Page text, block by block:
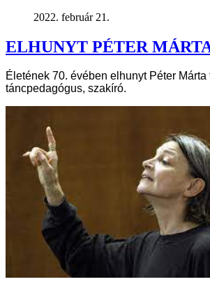
2022. február 21.
ELHUNYT PÉTER
Életének 70. évében elhunyt Péter Márta
táncpedagógus, szakíró.